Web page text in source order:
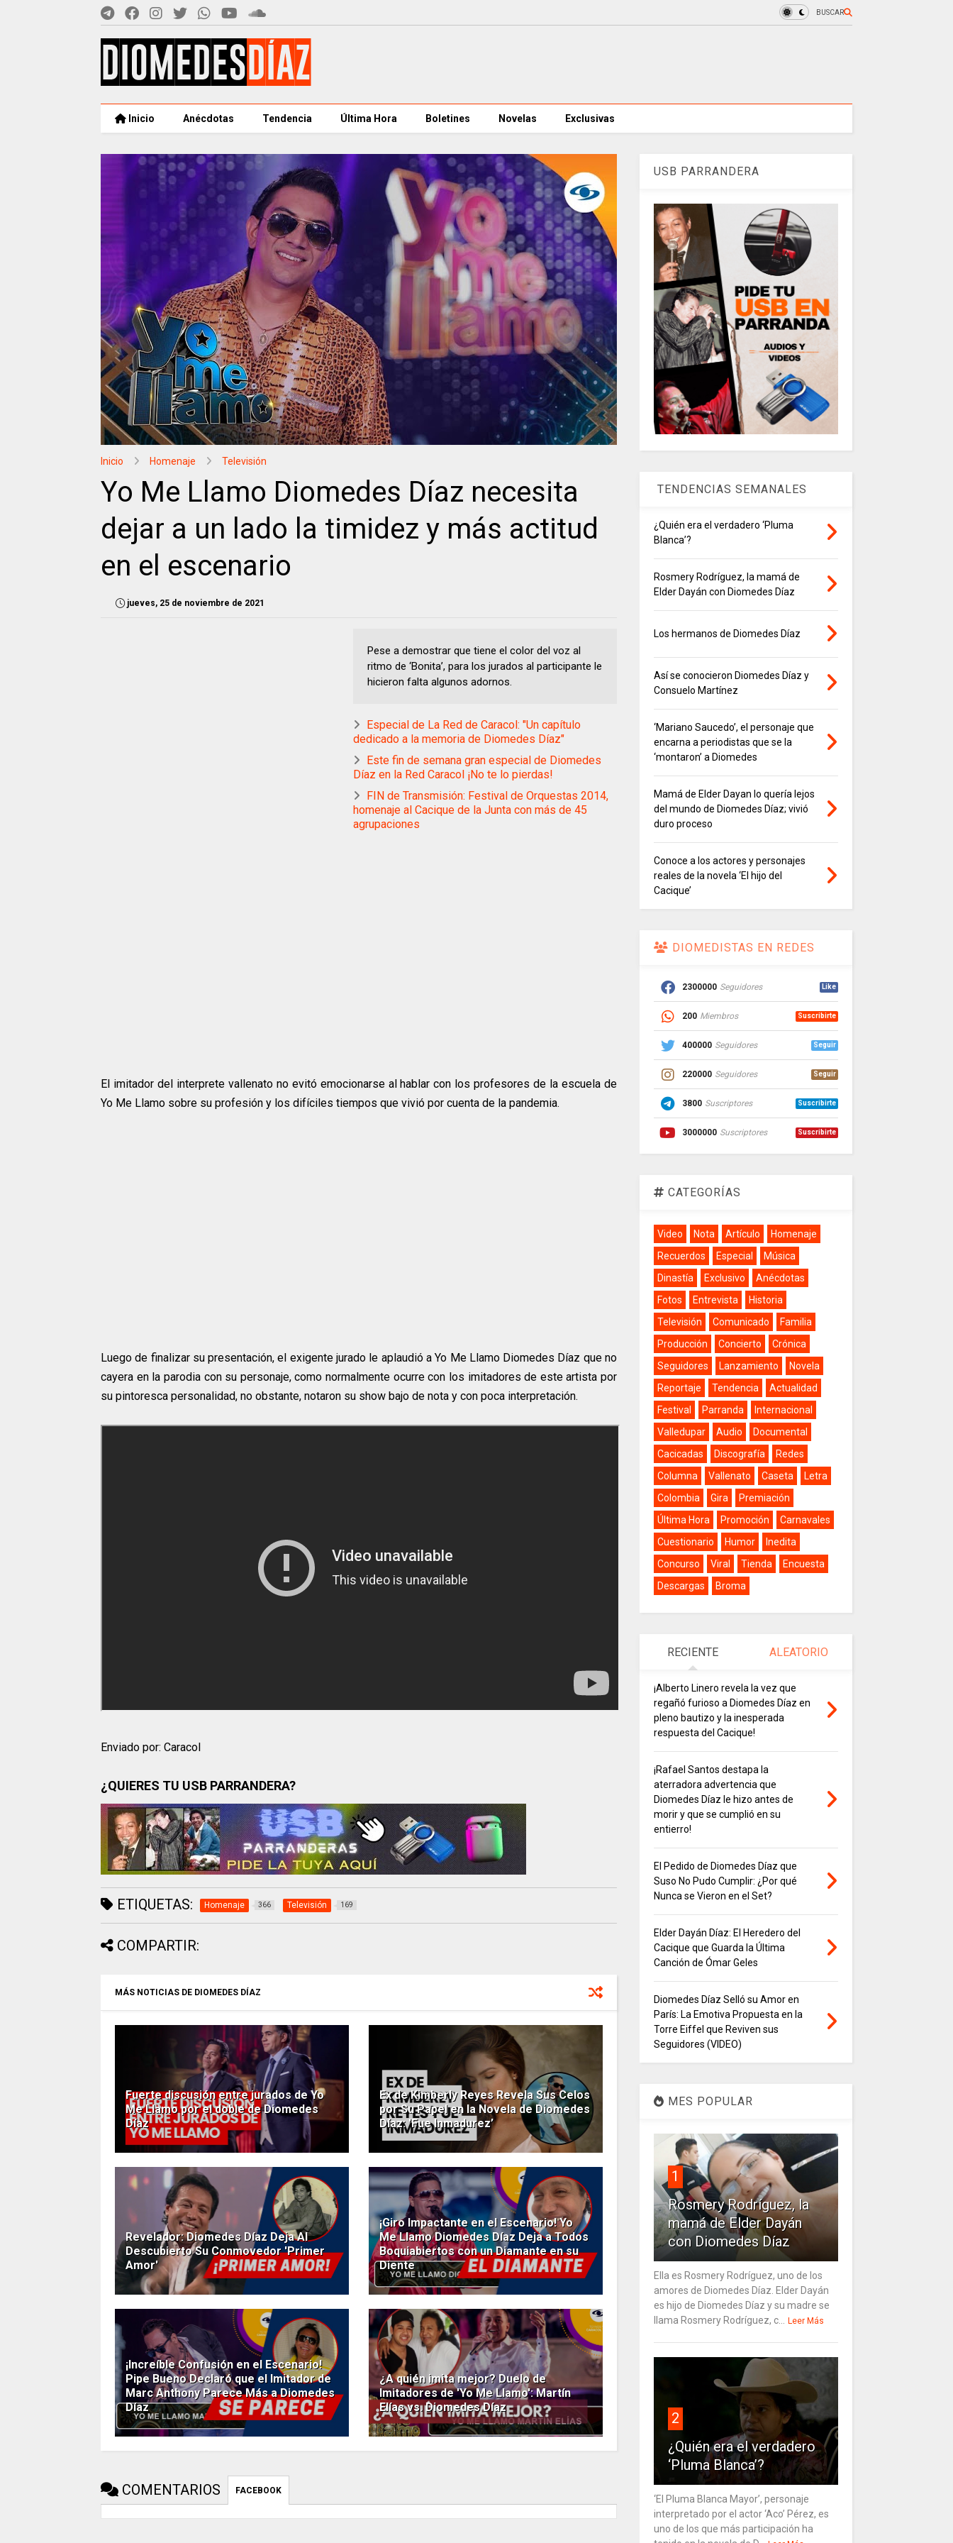
BUSCAR
Inicio Anécdotas Tendencia Última Hora Boletines Novelas Exclusivas
Inicio Homenaje Televisión
Yo Me Llamo Diomedes Díaz necesita
dejar a un lado la timidez y más actitud
en el escenario
jueves, 25 de noviembre de 2021
Pese a demostrar que tiene el color del voz al
ritmo de ‘Bonita’, para los jurados al participante le
hicieron falta algunos adornos.
Especial de La Red de Caracol: "Un capítulo
dedicado a la memoria de Diomedes Díaz"
Este fin de semana gran especial de Diomedes
Díaz en la Red Caracol ¡No te lo pierdas!
FIN de Transmisión: Festival de Orquestas 2014,
homenaje al Cacique de la Junta con más de 45
agrupaciones
El imitador del interprete vallenato no evitó emocionarse al hablar con los profesores de la escuela de
Yo Me Llamo sobre su profesión y los difíciles tiempos que vivió por cuenta de la pandemia.
Luego de finalizar su presentación, el exigente jurado le aplaudió a Yo Me Llamo Diomedes Díaz que no
cayera en la parodia con su personaje, como normalmente ocurre con los imitadores de este artista por
su pintoresca personalidad, no obstante, notaron su show bajo de nota y con poca interpretación.
Enviado por: Caracol
¿QUIERES TU USB PARRANDERA?
ETIQUETAS: Homenaje 366 Televisión 169
COMPARTIR:
MÁS NOTICIAS DE DIOMEDES DÍAZ
Fuerte discusión entre jurados de Yo
Me Llamo por el doble de Diomedes
Díaz
Ex de Kimberly Reyes Revela Sus Celos
por Su Papel en la Novela de Diomedes
Díaz: 'Fue Inmadurez’
Revelador: Diomedes Díaz Deja Al
Descubierto Su Conmovedor 'Primer
Amor'
¡Giro Impactante en el Escenario! Yo
Me Llamo Diomedes Díaz Deja a Todos
Boquiabiertos con un Diamante en su
Diente
¡Increíble Confusión en el Escenario!
Pipe Bueno Declaró que el Imitador de
Marc Anthony Parece Más a Diomedes
Díaz
¿A quién imita mejor? Duelo de
Imitadores de 'Yo Me Llamo': Martín
Elías vs. Diomedes Díaz
COMENTARIOS FACEBOOK
USB PARRANDERA
TENDENCIAS SEMANALES
¿Quién era el verdadero ‘Pluma
Blanca’?
Rosmery Rodríguez, la mamá de
Elder Dayán con Diomedes Díaz
Los hermanos de Diomedes Díaz
Así se conocieron Diomedes Díaz y
Consuelo Martínez
‘Mariano Saucedo’, el personaje que
encarna a periodistas que se la
‘montaron’ a Diomedes
Mamá de Elder Dayan lo quería lejos
del mundo de Diomedes Díaz; vivió
duro proceso
Conoce a los actores y personajes
reales de la novela ‘El hijo del
Cacique’
DIOMEDISTAS EN REDES
2300000 Seguidores Like
200 Miembros Suscribirte
400000 Seguidores Seguir
220000 Seguidores Seguir
3800 Suscriptores Suscribirte
3000000 Suscriptores Suscribirte
CATEGORÍAS
Video Nota Artículo
Homenaje
Recuerdos
Especial
Música
Dinastía
Exclusivo
Anécdotas
Fotos
Entrevista
Historia
Televisión
Comunicado
Familia
Producción
Concierto
Crónica
Seguidores
Lanzamiento
Novela
Reportaje
Tendencia
Actualidad
Festival
Parranda
Internacional
Valledupar
Audio
Documental
Cacicadas
Discografía
Redes
Columna
Vallenato Caseta
Letra
Colombia
Gira
Premiación
Última Hora
Promoción
Carnavales
Cuestionario
Humor
Inedita
Concurso
Viral Tienda
Encuesta
Descargas
Broma
RECIENTE ALEATORIO
¡Alberto Linero revela la vez que
regañó furioso a Diomedes Díaz en
pleno bautizo y la inesperada
respuesta del Cacique!
¡Rafael Santos destapa la
aterradora advertencia que
Diomedes Díaz le hizo antes de
morir y que se cumplió en su
entierro!
El Pedido de Diomedes Díaz que
Suso No Pudo Cumplir: ¿Por qué
Nunca se Vieron en el Set?
Elder Dayán Díaz: El Heredero del
Cacique que Guarda la Última
Canción de Ómar Geles
Diomedes Díaz Selló su Amor en
París: La Emotiva Propuesta en la
Torre Eiffel que Reviven sus
Seguidores (VIDEO)
MES POPULAR
1
Rosmery Rodríguez, la
mamá de Elder Dayán
con Diomedes Díaz
Ella es Rosmery Rodríguez, uno de los
amores de Diomedes Díaz. Elder Dayán
es hijo de Diomedes Díaz y su madre se
llama Rosmery Rodríguez, c... Leer Más
2
¿Quién era el verdadero
‘Pluma Blanca’?
‘El Pluma Blanca Mayor’, personaje
interpretado por el actor ‘Aco’ Pérez, es
uno de los que más participación ha